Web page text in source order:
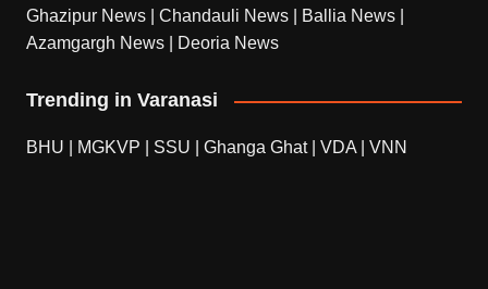
Ghazipur News
Chandauli News Ballia News
Azamgargh News
Deoria News
Trending in Varanasi
BHU MGKVP SSU Ghanga Ghat| VDA VNN